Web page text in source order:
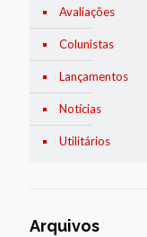
Avaliações
Colunistas
Lançamentos
Notícias
Utilitários
Arquivos